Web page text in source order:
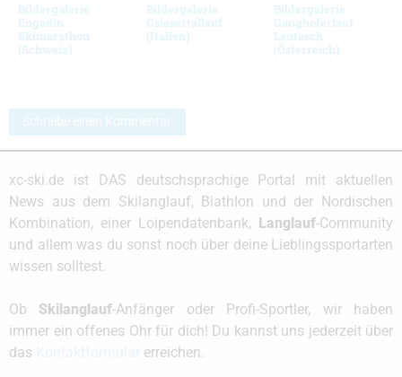
Bildergalerie
Engadin
Skimarathon
(Schweiz)
Bildergalerie
Gsiesertallauf
(Italien)
Bildergalerie
Ganghoferlauf
Leutasch
(Österreich)
Schreibe einen Kommentar
xc-ski.de ist DAS deutschsprachige Portal mit aktuellen
News aus dem Skilanglauf, Biathlon und der Nordischen
Kombination, einer Loipendatenbank,
Langlauf-Community
und allem was du sonst noch über deine Lieblingssportarten
wissen solltest.
Ob Skilanglauf-Anfänger oder Profi-Sportler, wir haben
immer ein offenes Ohr für dich! Du kannst uns jederzeit über
das
erreichen.